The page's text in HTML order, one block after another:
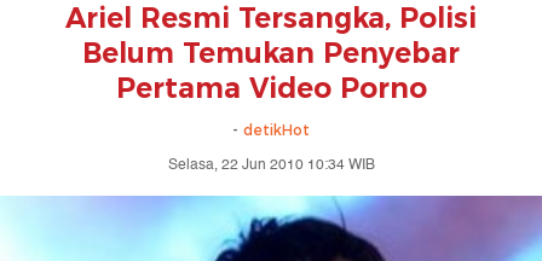
Ariel Resmi Tersangka, Polisi
Belum Temukan Penyebar
Pertama Video Porno
- detikHot
Selasa, 22 Jun 2010 10:34 WIB